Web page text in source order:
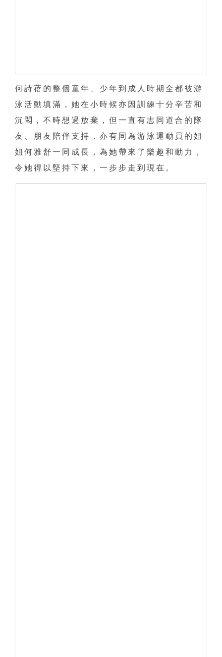
何詩蓓的整個童年、少年到成人時期全都被游
泳活動填滿，她在小時候亦因訓練十分辛苦和
沉悶，不時想過放棄，但一直有志同道合的隊
友、朋友陪伴支持，亦有同為游泳運動員的姐
姐何雅舒一同成長，為她帶來了樂趣和動力，
令她得以堅持下來，一步步走到現在。